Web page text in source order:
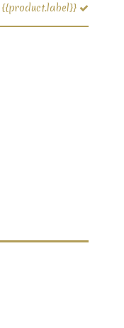
{{product.label}}